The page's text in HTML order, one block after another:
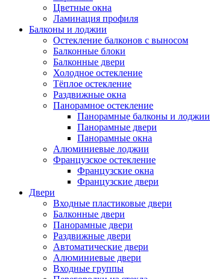
Цветные окна
Ламинация профиля
Балконы и лоджии
Остекление балконов с выносом
Балконные блоки
Балконные двери
Холодное остекление
Тёплое остекление
Раздвижные окна
Панорамное остекление
Панорамные балконы и лоджии
Панорамные двери
Панорамные окна
Алюминиевые лоджии
Французское остекление
Французские окна
Французские двери
Двери
Входные пластиковые двери
Балконные двери
Панорамные двери
Раздвижные двери
Автоматические двери
Алюминиевые двери
Входные группы